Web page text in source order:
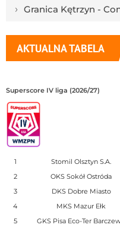
› Granica Kętrzyn -
AKTUALNA TABELA
Superscore IV liga (2026/27)
1
Stomil Olsztyn S.A.
2
OKS Sokół Ostróda
3
DKS Dobre Miasto
4
MKS Mazur Ełk
5
GKS Pisa Eco-Ter